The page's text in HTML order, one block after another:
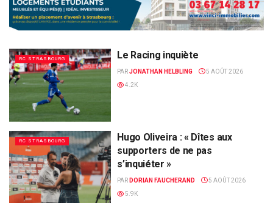
RC STRASBOURG Le Racing inquiète
PARJONATHAN HELBLING
5 AOÛT 2026
4.2K
RC STRASBOURG
Hugo Oliveira : « Dîtes aux
supporters de ne pas
s’inquiéter »
PAR DORIAN FAUCHERAND
5 AOÛT 2026
5.9K